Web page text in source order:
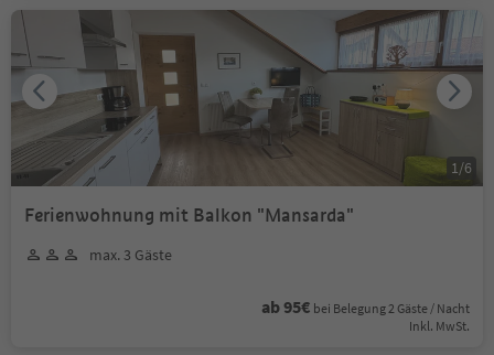
Ferienwohnung mit Balkon "Mansarda"
max. 3 Gäste
ab 95€ bei Belegung 2 Gäste / Nacht
Inkl. MwSt.
1 /6